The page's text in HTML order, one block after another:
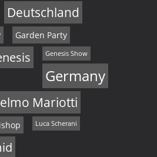
,
N
a
v
i
g
Deutschland
Garden Party
Genesis Show
Germany
Mariotti
Luca Scherani